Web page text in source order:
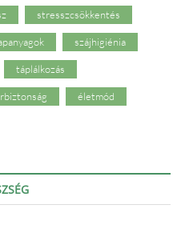
stresszcsökkentés
szájhigiénia
táplálkozás
életmód